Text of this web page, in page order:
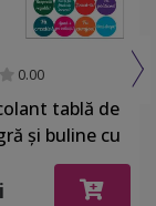
0.00
tablă de
şi buline cu
EDU72,
grădiniţe şi